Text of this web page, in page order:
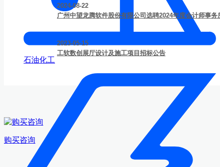
石油化工
2024-08-22
广州中望龙腾软件股份有限公司选聘2024年度会计师事
2023-05-15
工软数创展厅设计及施工项目招标公告
购买咨询